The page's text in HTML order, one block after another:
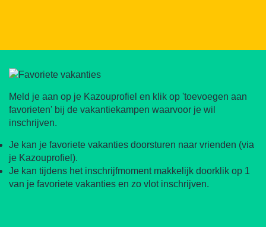
Meld je aan op je Kazouprofiel en klik op 'toevoegen aan
favorieten' bij de vakantiekampen waarvoor je wil
inschrijven.
Je kan je favoriete vakanties doorsturen naar vrienden (via
je Kazouprofiel).
Je kan tijdens het inschrijfmoment makkelijk doorklik op 1
van je favoriete vakanties en zo vlot inschrijven.